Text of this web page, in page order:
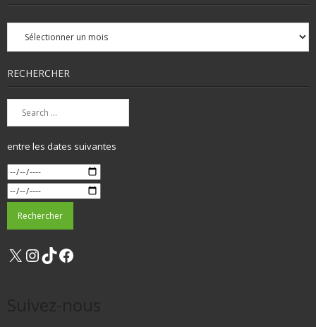
Archives
mensuelles
RECHERCHER
entre les dates suivantes
X Instagram
TikTok